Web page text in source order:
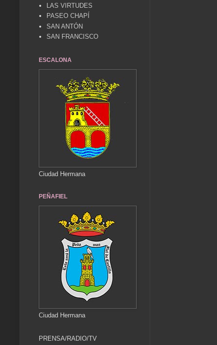
LAS VIRTUDES
PASEO CHAPÍ
SAN ANTÓN
SAN FRANCISCO
ESCALONA
Ciudad Hermana
PEÑAFIEL
Ciudad Hermana
PRENSA/RADIO/TV